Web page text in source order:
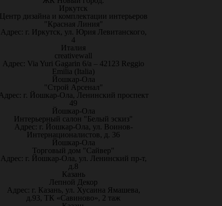
Иркутск
дизайна и комплектации интерьеров
"Красная Линия"
Адрес: г. Иркутск, ул. Юрия Левитанского,
4
Италия
creativewall
Адрес: Via Yuri Gagarin 6/a – 42123 Reggio
Emilia (Italia)
Йошкар-Ола
"Строй Арсенал"
г. Йошкар-Ола, Ленинский проспект
49
Йошкар-Ола
Интерьерный салон "Белый эскиз"
Адрес: г. Йошкар-Ола, ул. Воинов-
Интернационалистов, д. 36
Йошкар-Ола
Торговый дом "Сайвер"
Адрес: г. Йошкар-Ола, ул. Ленинский пр-т,
д.8
Казань
Лепной Декор
Адрес: г. Казань, ул. Хусаина Ямашева,
д.93, ТК «Савиново», 2 таж